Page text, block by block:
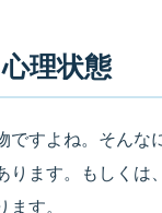
理状態
すよね。そんな
ります。もしくは
す。